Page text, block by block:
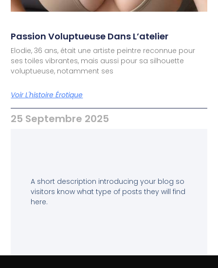
Passion Voluptueuse Dans L’atelier
Elodie, 36 ans, était une artiste peintre reconnue pour
ses toiles vibrantes, mais aussi pour sa silhouette
voluptueuse, notamment ses
Voir L'histoire Érotique
25 Septembre 2025
A short description introducing your blog so
visitors know what type of posts they will find
here.